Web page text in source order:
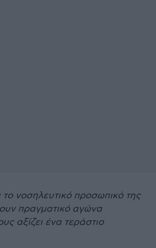
το νοσηλευτικό προσωπικό της
πραγματικό αγώνα
αξίζει ένα τεράστιο